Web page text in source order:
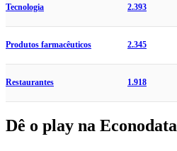
Tecnologia 2.393
Produtos farmacêuticos 2.345
Restaurantes 1.918
Dê o play na Econodata